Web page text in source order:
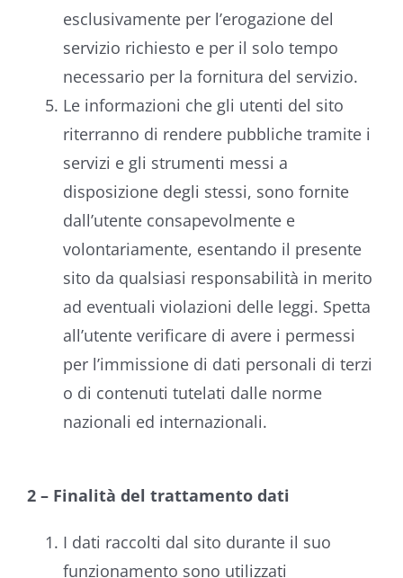
esclusivamente per l’erogazione del
servizio richiesto e per il solo tempo
necessario per la fornitura del servizio.
Le informazioni che gli utenti del sito
riterranno di rendere pubbliche tramite i
servizi e gli strumenti messi a
disposizione degli stessi, sono fornite
dall’utente consapevolmente e
volontariamente, esentando il presente
sito da qualsiasi responsabilità in merito
ad eventuali violazioni delle leggi. Spetta
all’utente verificare di avere i permessi
per l’immissione di dati personali di terzi
o di contenuti tutelati dalle norme
nazionali ed internazionali.
2 – Finalità del trattamento dati
I dati raccolti dal sito durante il suo
funzionamento sono utilizzati